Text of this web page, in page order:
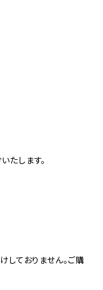
たします。
しておりません。ご購